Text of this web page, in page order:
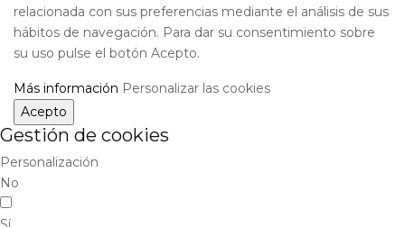
relacionada con sus preferencias mediante el análisis de sus
hábitos de navegación. Para dar su consentimiento sobre
su uso pulse el botón Acepto.
Más información Personalizar las cookies
Acepto
Gestión de cookies
Personalización
No